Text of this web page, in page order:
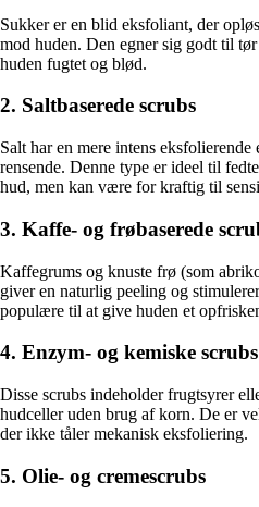
Sukker er en blid eksfoliant, der
mod huden. Den egner sig godt til
huden fugtet og blød.
2. Saltbaserede scrubs
Salt har en mere intens
rensende. Denne type er ideel til
hud, men kan være for kraftig til
3. Kaffe- og frøbaserede
Kaffegrums og knuste frø (som
giver en naturlig peeling og
populære til at give huden et
4. Enzym- og kemiske scrubs
Disse scrubs indeholder frugtsyrer
hudceller uden brug af korn. De er
der ikke tåler mekanisk eksfoliering.
5. Olie- og cremescrubs